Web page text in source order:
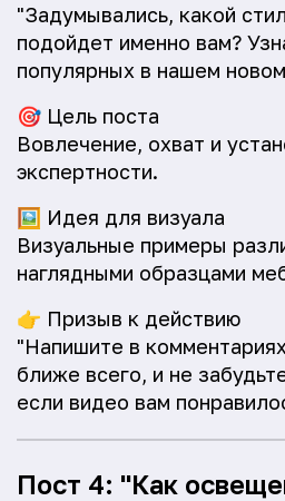
"Задумывались, какой
подойдет именно вам?
популярных в нашем
🎯 Цель поста
Вовлечение, охват и
экспертности.
🖼️ Идея для визуала
Визуальные примеры
наглядными образцами
👉 Призыв к действию
"Напишите в
ближе всего, и не
если видео вам
Пост 4: "Как